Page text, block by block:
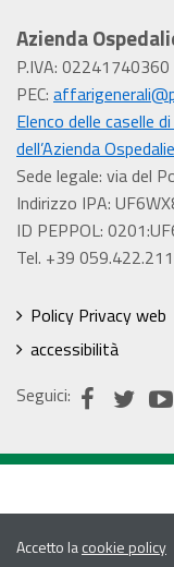
Azienda
P.IVA: 02241740360
PEC:
Elenco delle caselle
dell’Azienda
Sede legale: via del
Indirizzo IPA:
ID PEPPOL:
Tel. +39
Policy Privacy web
accessibilità
Seguici:
Accetto lacookie policy